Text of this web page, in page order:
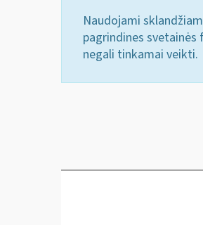
Naudojami
pagrindines svetainės
negali tinkamai veikti.